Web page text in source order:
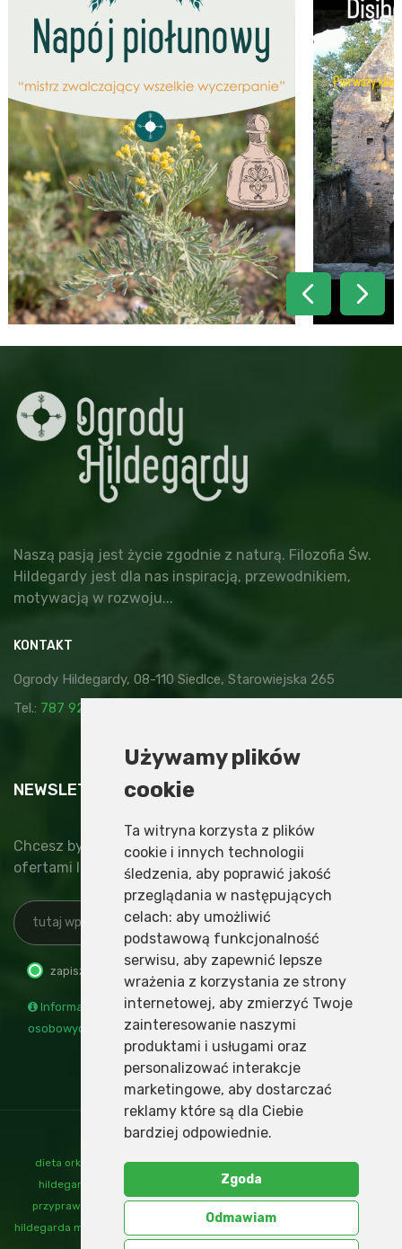
Używamy plików
cookie
Ta witryna korzysta z plików
cookie i innych technologii
śledzenia, aby poprawić jakość
przeglądania w następujących
celach: aby umożliwić
podstawową funkcjonalność
serwisu, aby zapewnić lepsze
wrażenia z korzystania ze strony
internetowej, aby zmierzyć Twoje
zainteresowanie naszymi
produktami i usługami oraz
personalizować interakcje
marketingowe, aby dostarczać
reklamy które są dla Ciebie
bardziej odpowiednie.
Zgoda
Odmawiam
Naszą pasją jest życie zgodnie z naturą. Filozofia Św.
Hildegardy jest dla nas inspiracją, przewodnikiem,
motywacją w rozwoju...
KONTAKT
Ogrody Hildegardy, 08-110 Siedlce, Starowiejska 265
Tel.: 787 929 878
NEWSLETTER
Chcesz być na bieżąco z nowinkami, specjalnymi
ofertami lub najnowszymi wydarzeniami?
zapisz
Informacja o administratorze i przetwarzaniu danych
osobowych
dieta orkiszowa mąka orkiszowa,nalewki św hildegardy,ogrody
hildegardy
produkty orkiszowe,przepisy św hildegardy
przyprawy św hildegardy,św hildegarda,św hildegarda dieta,św
hildegarda mąka